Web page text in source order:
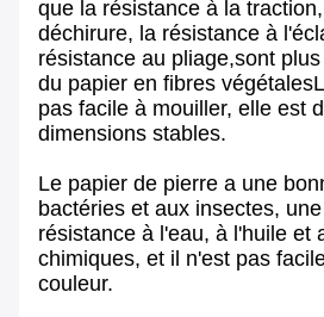
que la résistance à la
déchirure, la résistance à
résistance au pliage,sont
du papier en fibres
pas facile à mouiller, elle est
dimensions stables.
Le papier de pierre a une
bactéries et aux insectes,
résistance à l'eau, à l'huile et
chimiques, et il n'est pas
couleur.